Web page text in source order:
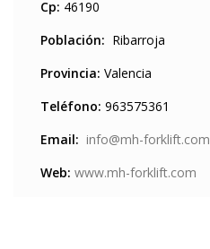
Cp: 46190
Población: Ribarroja
Provincia: Valencia
Teléfono: 963575361
Email: info@mh-forklift.com
Web: www.mh-forklift.com